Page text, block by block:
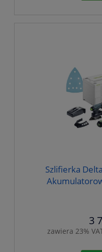
Szlifierka
3
zawiera 23%